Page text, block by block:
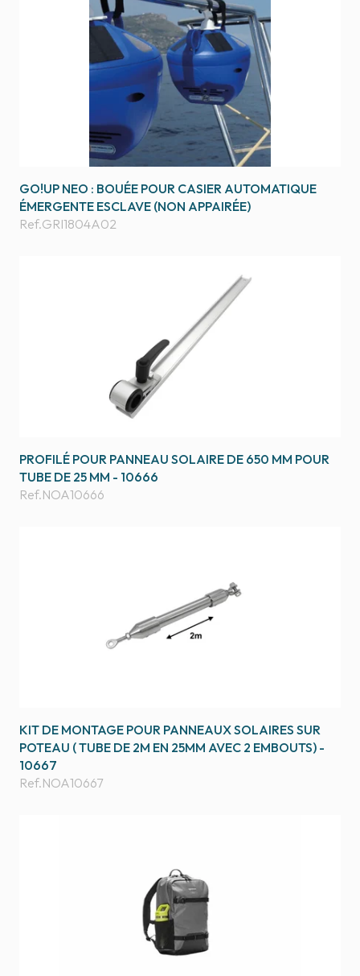
GO!UP NEO : BOUÉE POUR CASIER AUTOMATIQUE
ÉMERGENTE ESCLAVE (NON APPAIRÉE)
Ref.GRI1804A02
PROFILÉ POUR PANNEAU SOLAIRE DE 650 MM POUR
TUBE DE 25 MM - 10666
Ref.NOA10666
KIT DE MONTAGE POUR PANNEAUX SOLAIRES SUR
POTEAU ( TUBE DE 2M EN 25MM AVEC 2 EMBOUTS) -
10667
Ref.NOA10667